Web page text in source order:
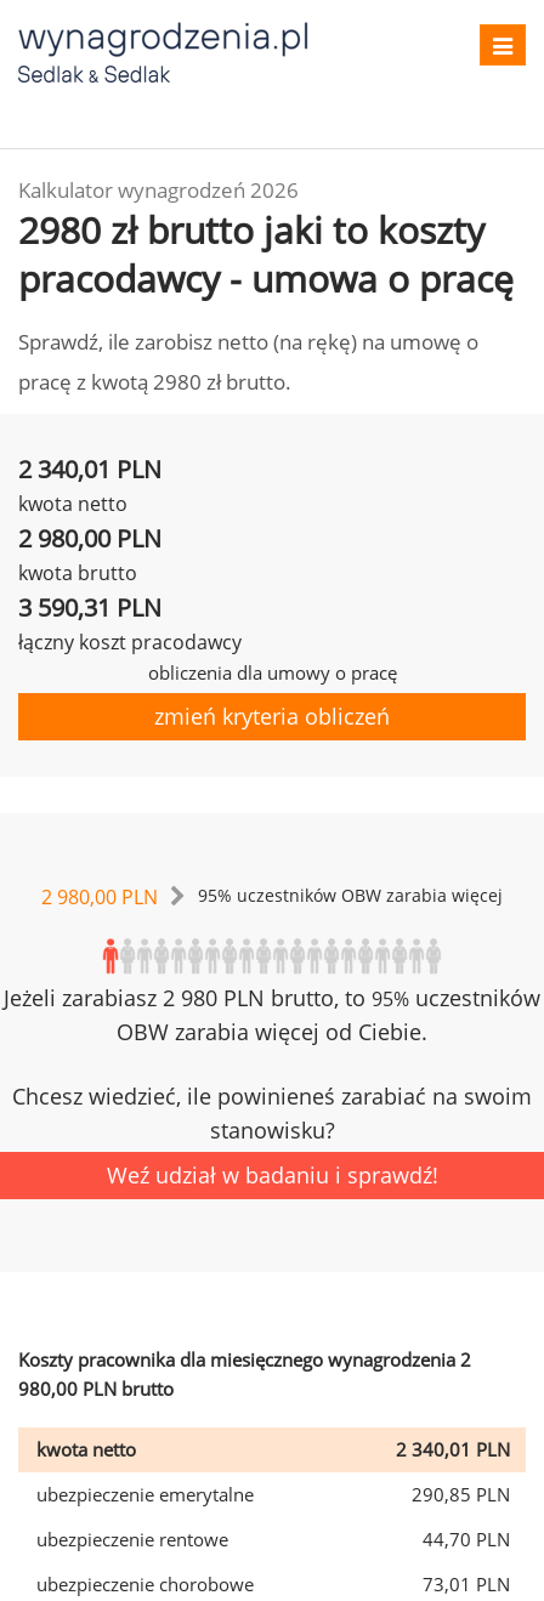
Kalkulator wynagrodzeń 2026
2980 zł brutto jaki to koszty
pracodawcy - umowa o pracę
Sprawdź, ile zarobisz netto (na rękę) na umowę o
pracę z kwotą 2980 zł brutto.
2 340,01 PLN
kwota netto
2 980,00 PLN
kwota brutto
3 590,31 PLN
łączny koszt pracodawcy
obliczenia dla umowy o pracę
zmień kryteria obliczeń
2 980,00 PLN 95% uczestników OBW zarabia więcej
Jeżeli zarabiasz 2 980 PLN brutto, to 95% uczestników
OBW zarabia więcej od Ciebie.
Chcesz wiedzieć, ile powinieneś zarabiać na swoim
stanowisku?
Weź udział w badaniu i sprawdź!
Koszty pracownika dla miesięcznego wynagrodzenia 2
980,00 PLN brutto
kwota netto
2 340,01 PLN
ubezpieczenie emerytalne
290,85 PLN
ubezpieczenie rentowe
44,70 PLN
ubezpieczenie chorobowe
73,01 PLN